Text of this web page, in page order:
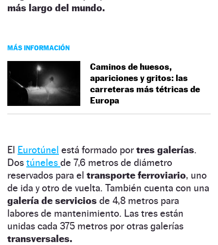
más largo del mundo.
MÁS INFORMACIÓN
Caminos de huesos,
apariciones y gritos: las
carreteras más tétricas de
Europa
El Eurotúnel está formado por tres galerías.
Dos túneles de 7,6 metros de diámetro
reservados para el transporte ferroviario, uno
de ida y otro de vuelta. También cuenta con una
galería de servicios de 4,8 metros para
labores de mantenimiento. Las tres están
unidas cada 375 metros por otras galerías
transversales.